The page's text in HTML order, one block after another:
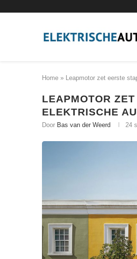
Home » Leapmotor zet eerste
LEAPMOTOR
ELEKTRISCHE
Door Bas van der Weerd 24